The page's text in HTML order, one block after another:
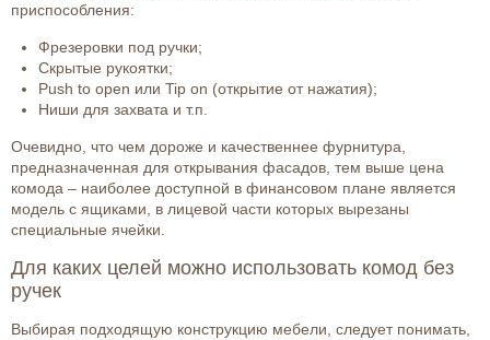
приспособления:
Фрезеровки под ручки;
Скрытые рукоятки;
Push to open или Tip on (открытие от нажатия);
Ниши для захвата и т.п.
Очевидно, что чем дороже и качественнее фурнитура,
предназначенная для открывания фасадов, тем выше цена
комода – наиболее доступной в финансовом плане является
модель с ящиками, в лицевой части которых вырезаны
специальные ячейки.
Для каких целей можно использовать комод без
ручек
Выбирая подходящую конструкцию мебели, следует понимать,